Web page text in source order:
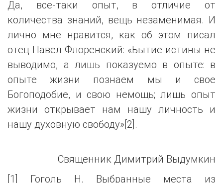
Да, все-таки опыт, в отличие от
количества знаний, вещь незаменимая. И
лично мне нравится, как об этом писал
отец Павел Флоренский: «Бытие истины не
выводимо, а лишь показуемо в опыте: в
опыте жизни познаем мы и свое
Богоподобие, и свою немощь; лишь опыт
жизни открывает нам нашу личность и
нашу духовную свободу»[2].
Священник Димитрий Выдумкин
[1] Гоголь Н. Выбранные места из